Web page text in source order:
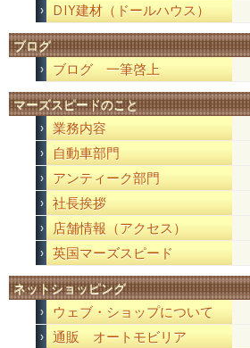
DIY建材（ドールハウス）
ブログ
ブログ 一筆啓上
マーズスピードのこと
業務内容
自動車部門
アンティーク部門
社長挨拶
店舗情報（アクセス）
英国マーズスピード
ネットショッピング
ウェブ・ショップについて
通販 オートモビリア